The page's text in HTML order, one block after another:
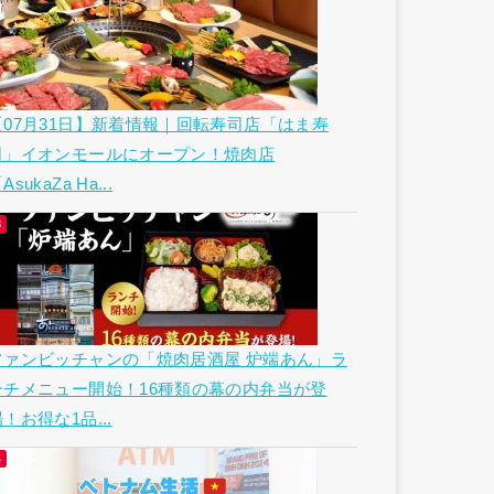
07月31日】新着情報｜回転寿司店「はま寿
」イオンモールにオープン！焼肉店
AsukaZa Ha...
ァンビッチャンの「焼肉居酒屋 炉端あん」ラ
チメニュー開始！16種類の幕の内弁当が登
！お得な1品...